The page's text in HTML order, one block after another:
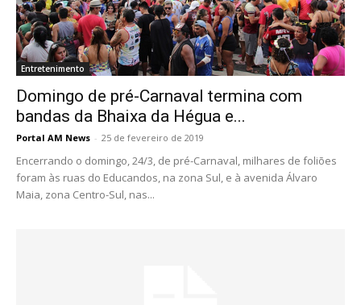
Entretenimento
Domingo de pré-Carnaval termina com
bandas da Bhaixa da Hégua e...
Portal AM News - 25 de fevereiro de 2019
Encerrando o domingo, 24/3, de pré-Carnaval, milhares de foliões
foram às ruas do Educandos, na zona Sul, e à avenida Álvaro
Maia, zona Centro-Sul, nas...